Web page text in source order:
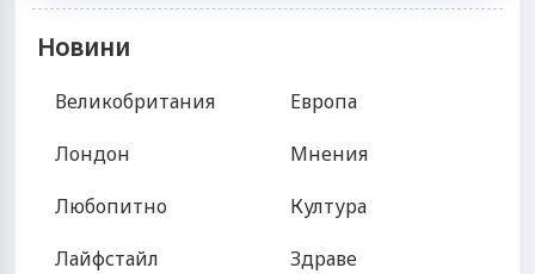
Новини
Великобритания
Лондон
Любопитно
Лайфстайл
Европа
Мнения
Култура
Здраве